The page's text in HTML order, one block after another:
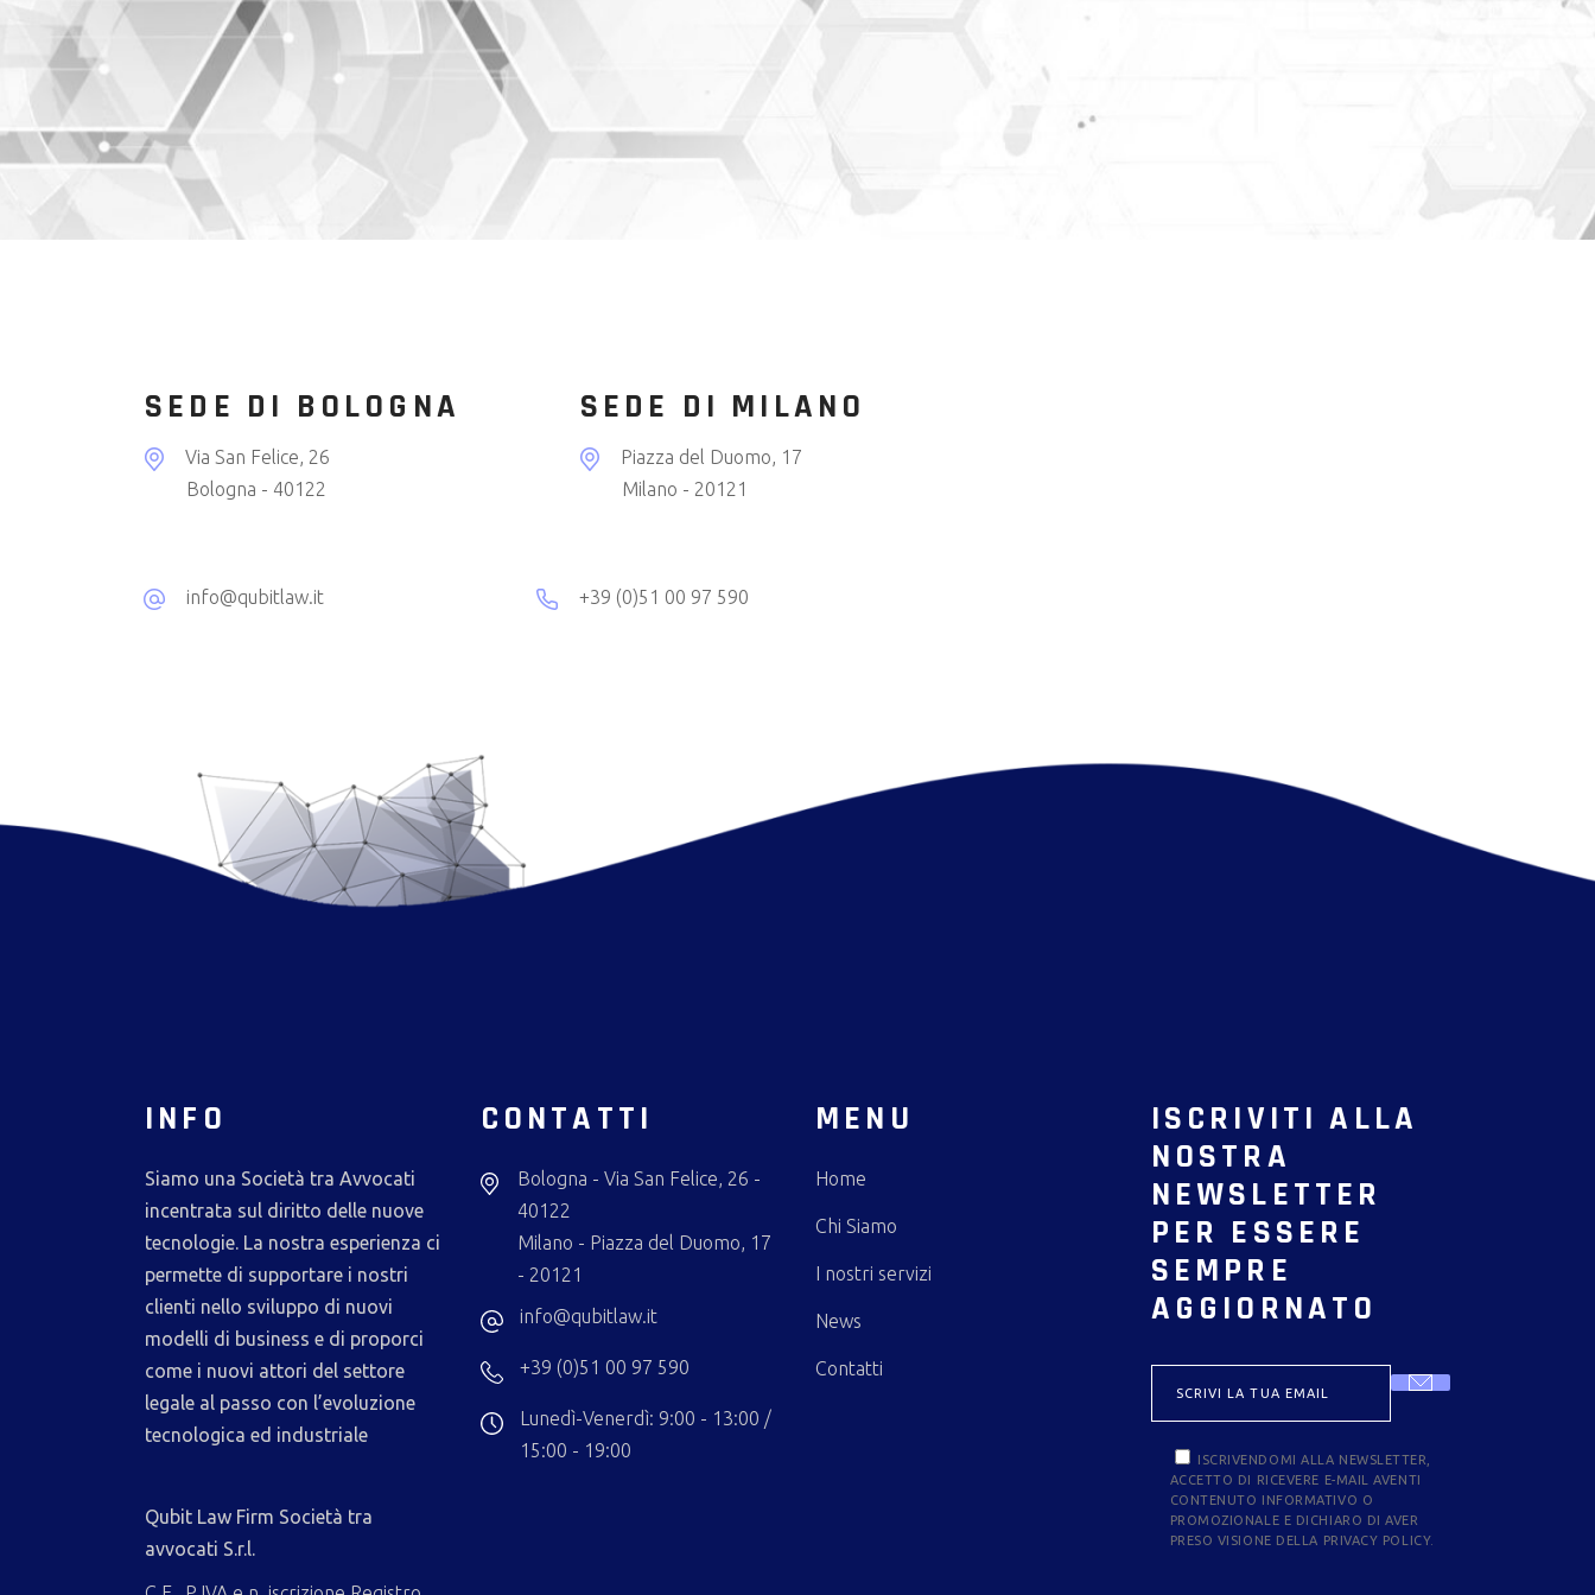
SEDE DI BOLOGNA
Via San Felice, 26
Bologna - 40122
SEDE DI MILANO
Piazza del Duomo, 17
Milano - 20121
info@qubitlaw.it +39 (0)51 00 97 590
INFO
Siamo una Società tra Avvocati
incentrata sul diritto delle nuove
tecnologie. La nostra esperienza ci
permette di supportare i nostri
clienti nello sviluppo di nuovi
modelli di business e di proporci
come i nuovi attori del settore
legale al passo con l’evoluzione
tecnologica ed industriale
Qubit Law Firm Società tra
avvocati S.r.l.
CONTATTI
Bologna - Via San Felice, 26 -
40122
Milano - Piazza del Duomo, 17
- 20121
info@qubitlaw.it
+39 (0)51 00 97 590
Lunedì-Venerdì: 9:00 - 13:00 /
15:00 - 19:00
MENU
Home
Chi Siamo
I nostri servizi
News
Contatti
ISCRIVITI ALLA
NOSTRA
NEWSLETTER
PER ESSERE
SEMPRE
AGGIORNATO
ISCRIVENDOMI ALLA NEWSLETTER,
ACCETTO DI RICEVERE E-MAIL AVENTI
CONTENUTO INFORMATIVO O
PROMOZIONALE E DICHIARO DI AVER
PRESO VISIONE DELLA PRIVACY POLICY.